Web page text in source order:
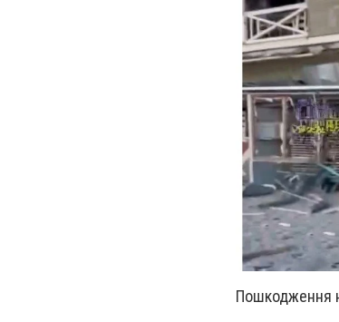
Пошкодження